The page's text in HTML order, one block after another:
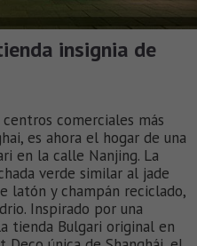
insignia de
comerciales más
es ahora el hogar de una
en la calle Nanjing. La
verde similar al jade
latón y champán reciclado,
Inspirado por una
tienda Bulgari original en